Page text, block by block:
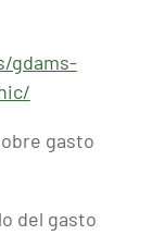
gdams-
gasto
del gasto